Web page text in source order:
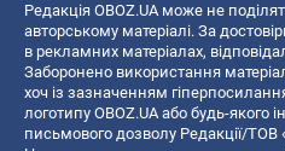
Редакція OBOZ.UA може не
авторському матеріалі. За
в рекламних матеріалах,
Заборонено використання
хоч із зазначенням
логотипу OBOZ.UA або будь-якого
письмового дозволу Редакції/ТОВ